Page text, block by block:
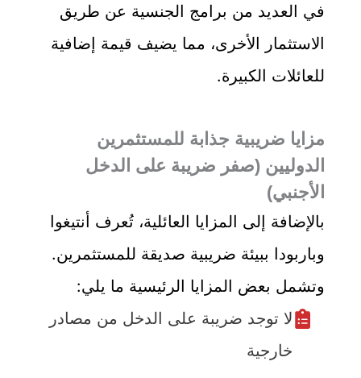
في العديد من برامج الجنسية عن طريق
الاستثمار الأخرى، مما يضيف قيمة إضافية
للعائلات الكبيرة.
مزايا ضريبية جذابة للمستثمرين
الدوليين (صفر ضريبة على الدخل
الأجنبي)
بالإضافة إلى المزايا العائلية، تُعرف أنتيغوا
وباربودا ببيئة ضريبية صديقة للمستثمرين.
وتشمل بعض المزايا الرئيسية ما يلي:
لا توجد ضريبة على الدخل من مصادر
خارجية